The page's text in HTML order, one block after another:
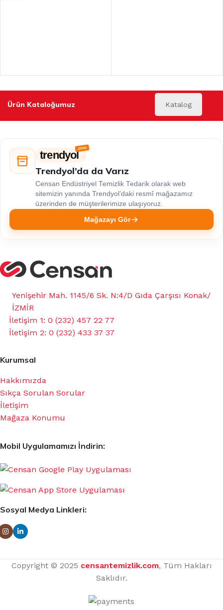
Ürün Kataloğumuz Katalog
trendyol
Trendyol’da da Varız
Censan Endüstriyel Temizlik Tedarik olarak web
sitemizin yanında Trendyol’daki resmî mağazamız
üzerinden de müşterilerimize ulaşıyoruz.
Mağazayı Gör
Yenişehir Mah. 1145/6 Sk. N:4/D Gıda Çarşısı Konak/
İZMİR
İletişim 1: 0 (232) 457 22 77
İletişim 2: 0 (232) 433 37 37
Kurumsal
Hakkımızda
Sıkça Sorulan Sorular
İletişim
Mağaza Konumu
Mobil Uygulamamızı İndirin:
Sosyal Medya Linkleri:
Copyright © 2025 censantemizlik.com, Tüm Hakları
Saklıdır.